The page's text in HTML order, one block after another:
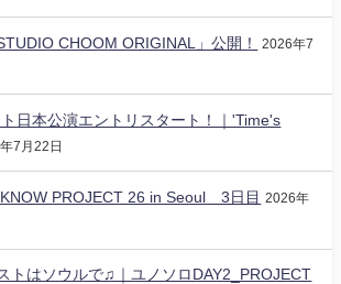
CHOOM ORIGINAL」公開！
2026年7
日本公演エントリスタート！｜'Time's
7月22日
PROJECT 26 in Seoul 3日目
2026年
トはソウルで♫｜ユノソロDAY2_PROJECT